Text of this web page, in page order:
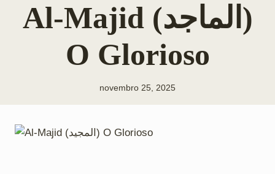
Al-Majid (الماجد)
O Glorioso
novembro 25, 2025